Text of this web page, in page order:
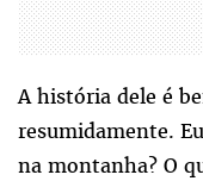
A história dele é
resumidamente.
na montanha? O